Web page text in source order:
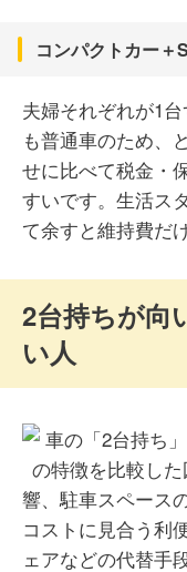
コンパクトカー＋
夫婦それぞれが1
も普通車のため、
せに比べて税金・
すいです。生活ス
て余すと維持費だ
2台持ちが向
い人